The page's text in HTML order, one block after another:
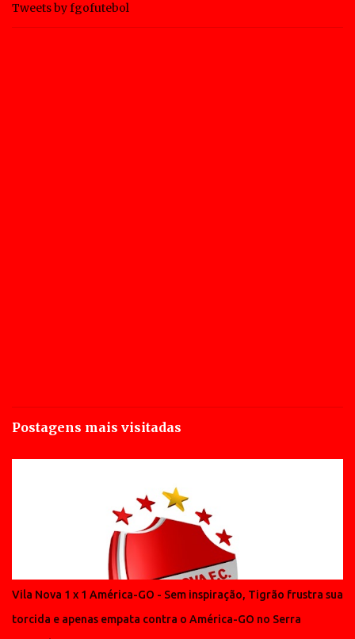
Tweets by fgofutebol
Postagens mais visitadas
Vila Nova 1 x 1 América-GO - Sem inspiração, Tigrão frustra sua
torcida e apenas empata contra o América-GO no Serra